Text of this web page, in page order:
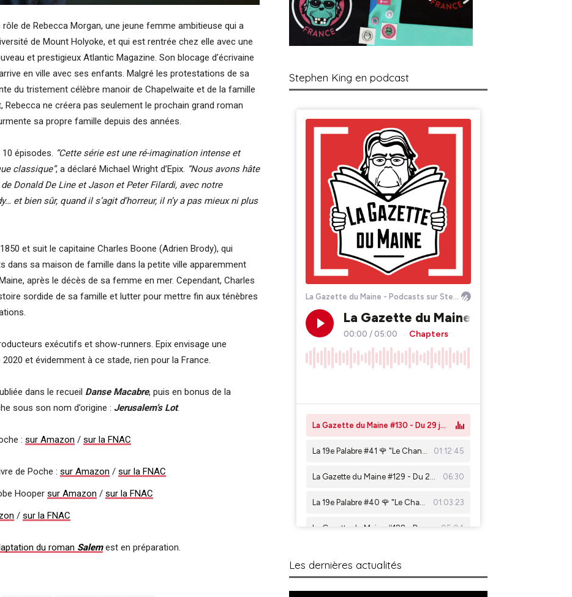
de Rebecca Morgan, une jeune femme ambitieuse qui a
de Mount Holyoke, et qui est rentrée chez elle avec une
et prestigieux Atlantic Magazine. Son blocage d’écrivaine
en ville avec ses enfants. Malgré les protestations de sa
du tristement célèbre manoir de Chapelwaite et de la famille
Rebecca ne créera pas seulement le prochain grand roman
sa propre famille depuis des années.
épisodes. “Cette série est une ré-imagination intense et
classique”, a déclaré Michael Wright d’Epix. “Nous avons hâte
Donald De Line et Jason et Peter Filardi, avec notre
et bien sûr, quand il s’agit d’horreur, il n’y a pas mieux ni plus
et suit le capitaine Charles Boone (Adrien Brody), qui
dans sa maison de famille dans la petite ville apparemment
après le décès de sa femme en mer. Cependant, Charles
sordide de sa famille et lutter pour mettre fin aux ténèbres
exécutifs et show-runners. Epix envisage une
et évidemment à ce stade, rien pour la France.
dans le recueil Danse Macabre, puis en bonus de la
sous son nom d’origine : Jerusalem’s Lot.
: sur Amazon / sur la FNAC
de Poche : sur Amazon / sur la FNAC
Hooper sur Amazon / sur la FNAC
/ sur la FNAC
du roman Salemest en préparation.
Stephen King en podcast
Les dernières actualités